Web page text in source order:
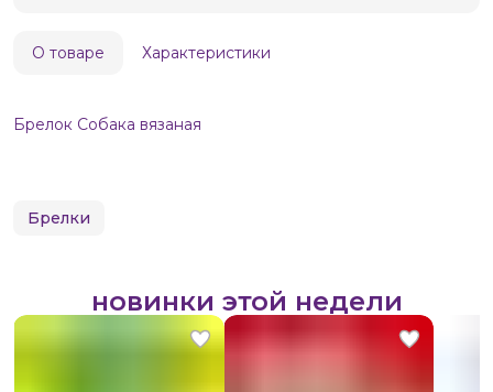
О товаре Характеристики
Брелок Собака вязаная
Брелки
новинки этой недели